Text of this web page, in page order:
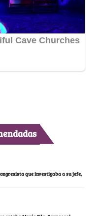
que investigaba a su jefe,